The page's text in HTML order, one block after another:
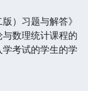
）习题与解答》
数理统计课程的
考试的学生的学